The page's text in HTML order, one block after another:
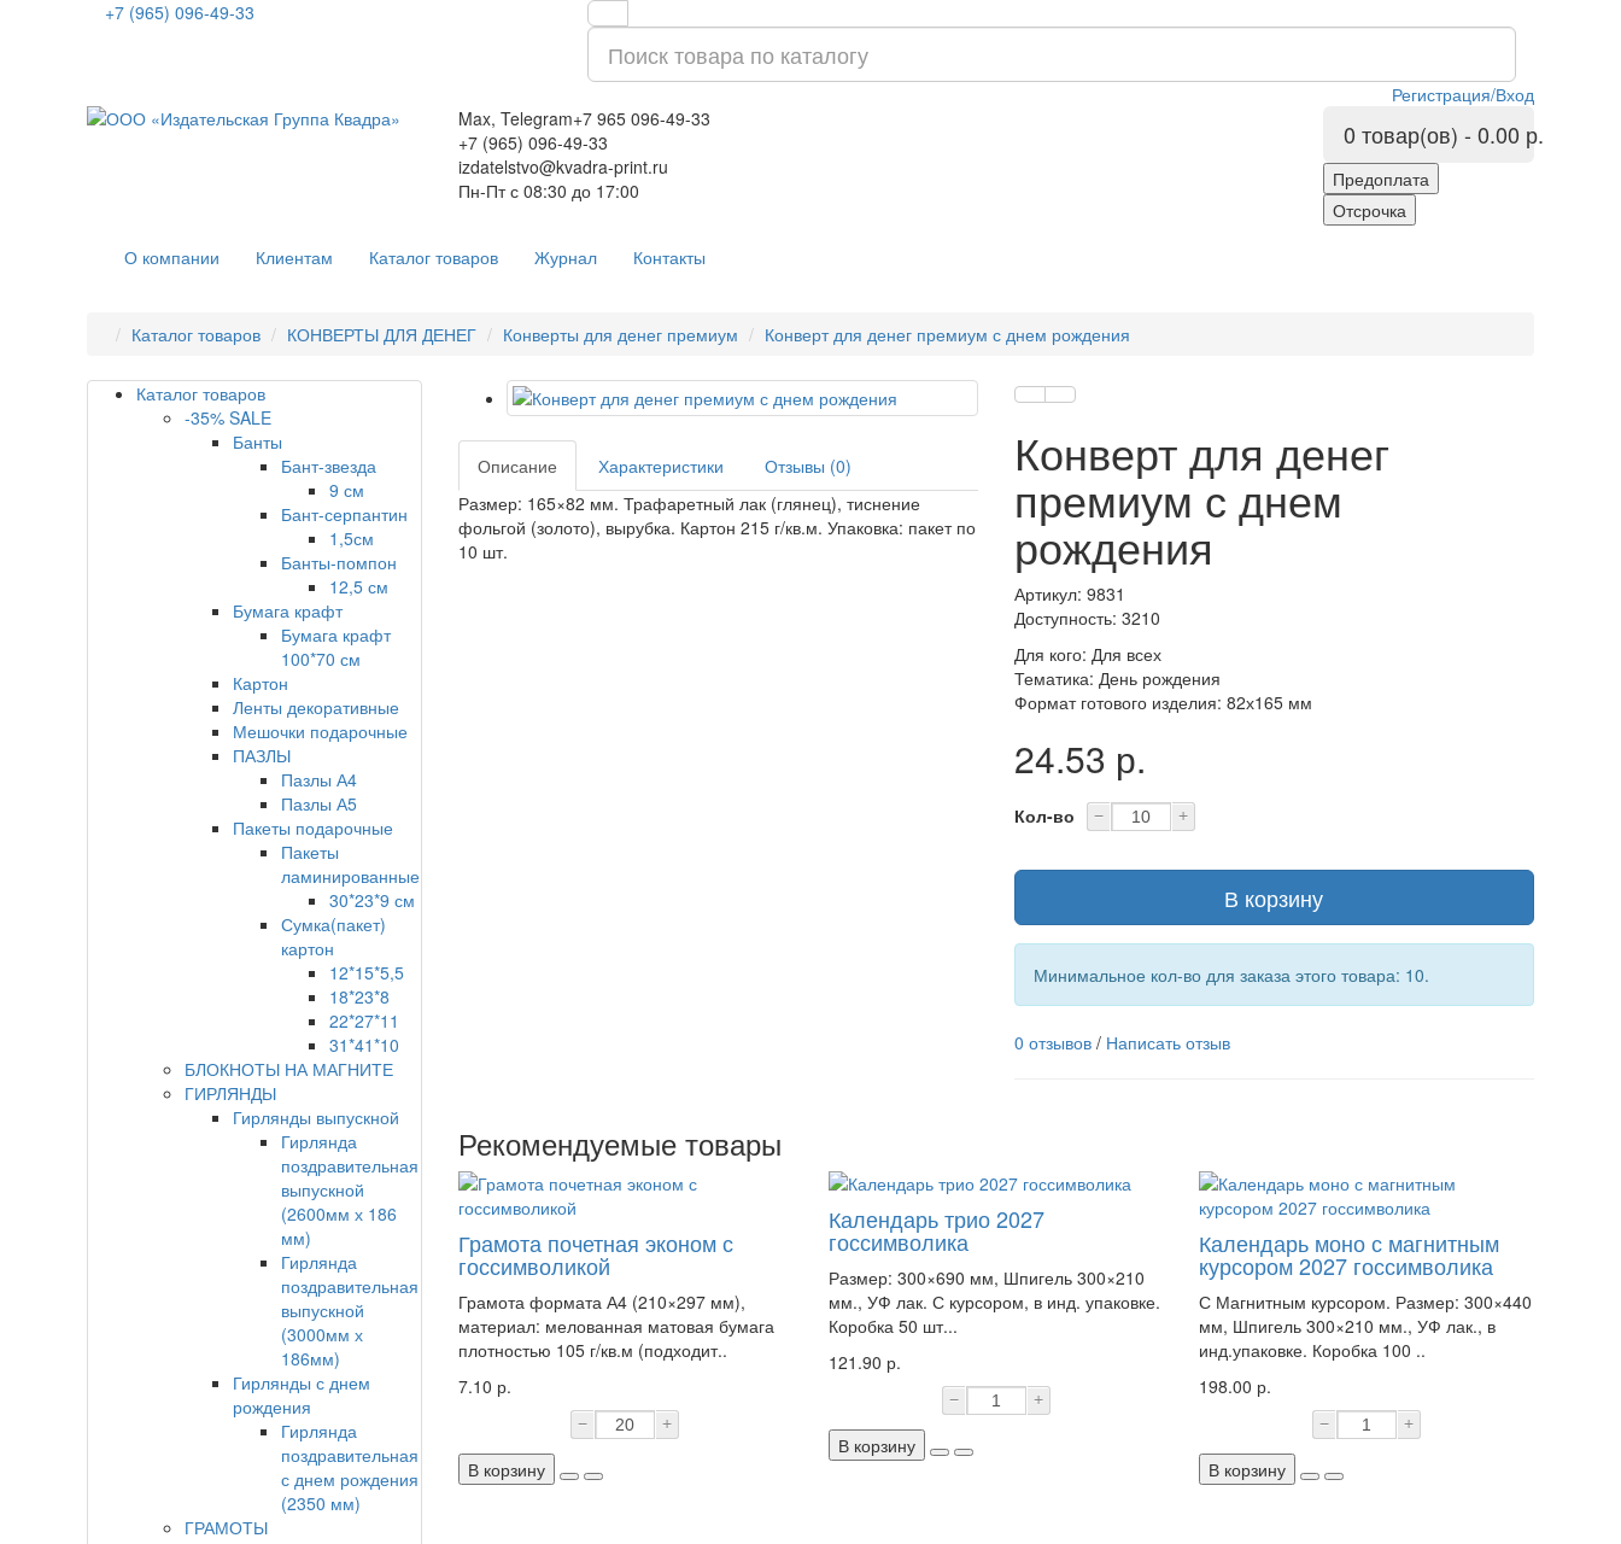
+7 (965) 096-49-33
Регистрация/Вход
Max, Telegram+7 965 096-49-33
+7 (965) 096-49-33
izdatelstvo@kvadra-print.ru
Пн-Пт с 08:30 до 17:00
0 товар(ов) - 0.00 р.
О компании Клиентам Каталог товаров Журнал Контакты
Каталог товаров КОНВЕРТЫ ДЛЯ ДЕНЕГ Конверты для денег премиум Конверт для денег премиум с днем рождения
Каталог товаров
-35% SALE
Банты
Бант-звезда
9 см
Бант-серпантин
1,5см
Банты-помпон
12,5 см
Бумага крафт
Бумага крафт
100*70 см
Картон
Ленты декоративные
Мешочки подарочные
ПАЗЛЫ
Пазлы А4
Пазлы А5
Пакеты подарочные
Пакеты
ламинированные
30*23*9 см
Сумка(пакет)
картон
12*15*5,5
18*23*8
22*27*11
31*41*10
БЛОКНОТЫ НА МАГНИТЕ
ГИРЛЯНДЫ
Гирлянды выпускной
Гирлянда
поздравительная
выпускной
(2600мм х 186
мм)
Гирлянда
поздравительная
выпускной
(3000мм х
186мм)
Гирлянды с днем
рождения
Гирлянда
поздравительная
с днем рождения
(2350 мм)
ГРАМОТЫ
Описание Характеристики
Отзывы (0)
Размер: 165×82 мм. Трафаретный лак (глянец), тиснение
фольгой (золото), вырубка. Картон 215 г/кв.м. Упаковка: пакет по
10 шт.
Конверт для денег
премиум с днем
рождения
Артикул: 9831
Доступность: 3210
Для кого: Для всех
Тематика: День рождения
Формат готового изделия: 82х165 мм
24.53 р.
Кол-во − +
В корзину
Минимальное кол-во для заказа этого товара: 10.
0 отзывов/ Написать отзыв
Рекомендуемые товары
Грамота почетная эконом с
госсимволикой
Грамота формата А4 (210×297 мм),
материал: мелованная матовая бумага
плотностью 105 г/кв.м (подходит..
7.10 р.
− +
В корзину
Календарь трио 2027
госсимволика
Размер: 300×690 мм, Шпигель 300×210
мм., УФ лак. С курсором, в инд. упаковке.
Коробка 50 шт...
121.90 р.
− +
В корзину
Календарь моно с магнитным
курсором 2027 госсимволика
С Магнитным курсором. Размер: 300×440
мм, Шпигель 300×210 мм., УФ лак., в
инд.упаковке. Коробка 100 ..
198.00 р.
− +
В корзину